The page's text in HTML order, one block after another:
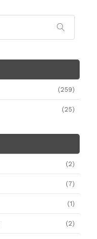
(259)
(25)
(2)
(7)
(1)
(2)